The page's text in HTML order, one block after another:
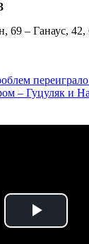
69 – Ганаус,
– Гуцуляк и
Play